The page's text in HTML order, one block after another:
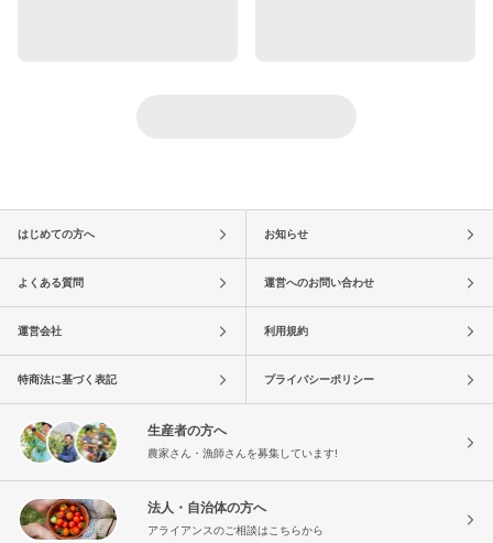
はじめての方へ お知らせ
よくある質問 運営へのお問い合わせ
運営会社 利用規約
特商法に基づく表記 プライバシーポリシー
生産者の方へ
農家さん・漁師さんを募集しています!
法人・自治体の方へ
アライアンスのご相談はこちらから